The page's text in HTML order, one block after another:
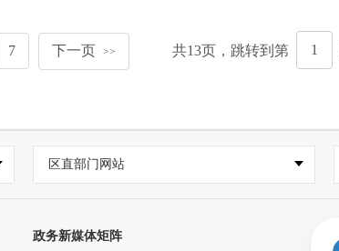
7 下一页 >> 共13页，跳转到第
区直部门网站
政务新媒体矩阵